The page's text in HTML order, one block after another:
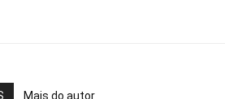
Mais do autor